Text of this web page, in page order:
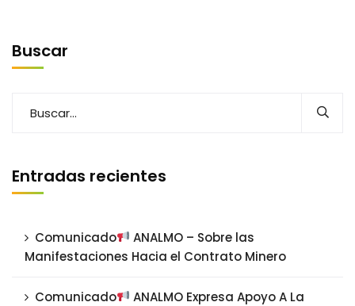
Buscar
Entradas recientes
Comunicado
ANALMO – Sobre las
Manifestaciones Hacia el Contrato Minero
Comunicado
ANALMO Expresa Apoyo A La